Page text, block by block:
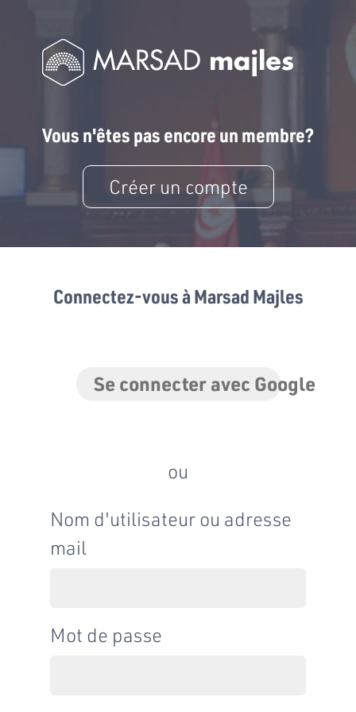
Vous n'êtes pas encore un membre?
Créer un compte
Connectez-vous à Marsad Majles
Se connecter avec Google
ou
Nom d'utilisateur ou adresse
mail
Mot de passe